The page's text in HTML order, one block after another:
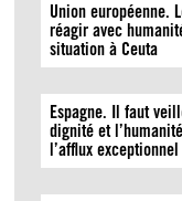
Union européenne.
réagir avec
situation à Ceuta
Espagne. Il faut
dignité et
l’afflux